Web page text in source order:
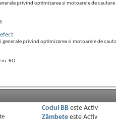
privind optimizarea si motoarele de cautare
privind optimizarea si motoarele de
in .RO
Codul BBeste Activ
Zâmbeteeste Activ